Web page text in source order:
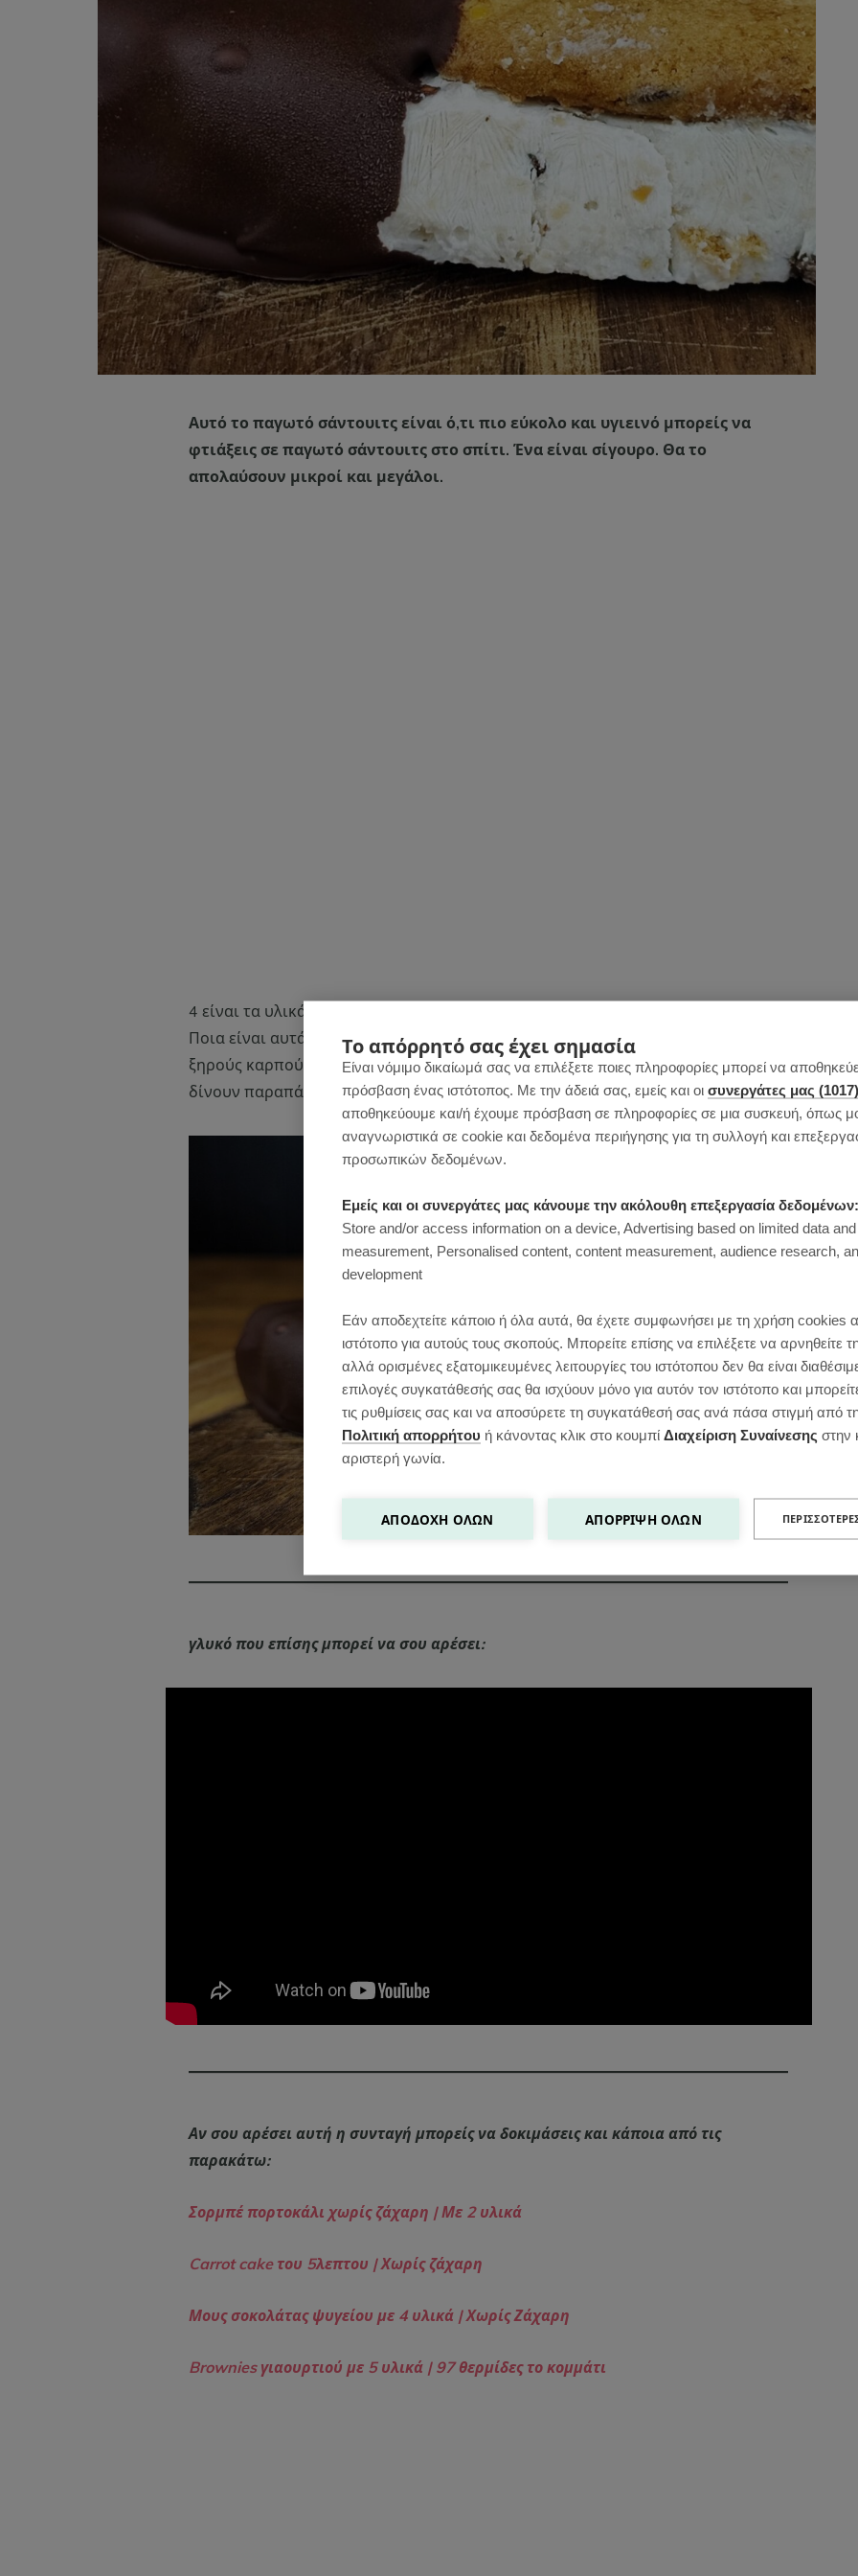
Αυτό το παγωτό σάντουιτς είναι ό,τι πιο εύκολο και υγιεινό μπορείς να
φτιάξεις σε παγωτό σάντουιτς στο σπίτι. Ένα είναι σίγουρο. Θα το
απολαύσουν μικροί και μεγάλοι.
4 είναι τα υλικά που θα χρειαστείς για να ετοιμάσεις αυτό το παγωτό σάντουιτς.
Ποια είναι αυτά; Μπισκότα χωρίς ζάχαρη, γιαούρτι, κουβερτούρα στέβια,
ξηρούς καρπούς της επιλογής σου. Οι ξηροί καρποί δεν είναι απαραίτητοι αλλά
δίνουν παραπάνω θρεπτική αξία και γεύση στο παγωτό σάντουιτς.
γλυκό που επίσης μπορεί να σου αρέσει:
Αν σου αρέσει αυτή η συνταγή μπορείς να δοκιμάσεις και κάποια από τις
παρακάτω:
Σορμπέ πορτοκάλι χωρίς ζάχαρη | Με 2 υλικά
Carrot cake του 5λεπτου | Χωρίς ζάχαρη
Μους σοκολάτας ψυγείου με 4 υλικά | Χωρίς Ζάχαρη
Brownies γιαουρτιού με 5 υλικά | 97 θερμίδες το κομμάτι
Το απόρρητό σας έχει σημασία
Είναι νόμιμο δικαίωμά σας να επιλέξετε ποιες πληροφορίες μπορεί να
πρόσβαση ένας ιστότοπος. Με την άδειά σας, εμείς και οι συνεργάτες μας (1017)
αποθηκεύουμε και/ή έχουμε πρόσβαση σε πληροφορίες σε μια συσκευή, όπως
αναγνωριστικά σε cookie και δεδομένα περιήγησης για τη συλλογή και
προσωπικών δεδομένων.
Εμείς και οι συνεργάτες μας κάνουμε την ακόλουθη επεξεργασία δεδομένων:
Store and/or access information on a device, Advertising based on limited data
measurement, Personalised content, content measurement, audience research,
development
Εάν αποδεχτείτε κάποιο ή όλα αυτά, θα έχετε συμφωνήσει με τη χρήση cookies
ιστότοπο για αυτούς τους σκοπούς. Μπορείτε επίσης να επιλέξετε να αρνηθείτε
αλλά ορισμένες εξατομικευμένες λειτουργίες του ιστότοπου δεν θα είναι
επιλογές συγκατάθεσής σας θα ισχύουν μόνο για αυτόν τον ιστότοπο και
τις ρυθμίσεις σας και να αποσύρετε τη συγκατάθεσή σας ανά πάσα στιγμή από
Πολιτική απορρήτου ή κάνοντας κλικ στο κουμπί Διαχείριση Συναίνεσης στην
αριστερή γωνία.
ΑΠΟΔΟΧΉ ΌΛΩΝ ΑΠΌΡΡΙΨΗ ΌΛΩΝ